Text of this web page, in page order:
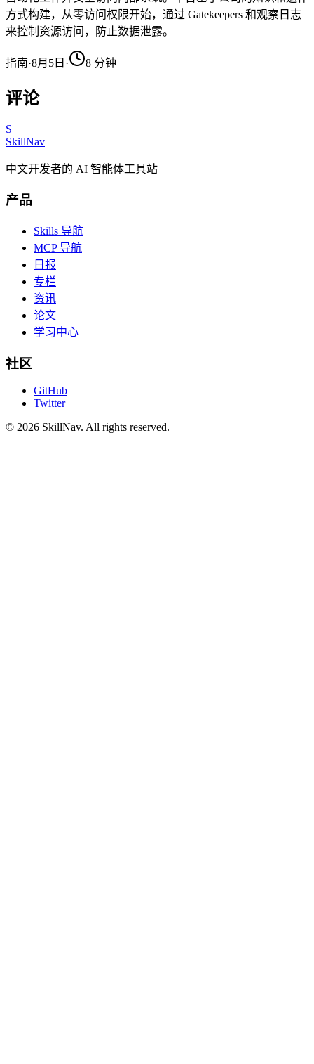
方式构建，从零访问权限开始，通过 Gatekeepers 和观察日志
来控制资源访问，防止数据泄露。
指南·8月5日 · 8 分钟
评论
S
SkillNav
中文开发者的 AI 智能体工具站
产品
Skills 导航
MCP 导航
日报
专栏
资讯
论文
学习中心
社区
GitHub
Twitter
© 2026 SkillNav. All rights reserved.